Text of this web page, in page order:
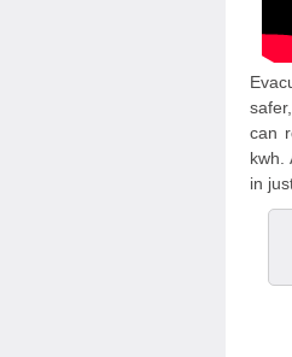
can
kwh.
in